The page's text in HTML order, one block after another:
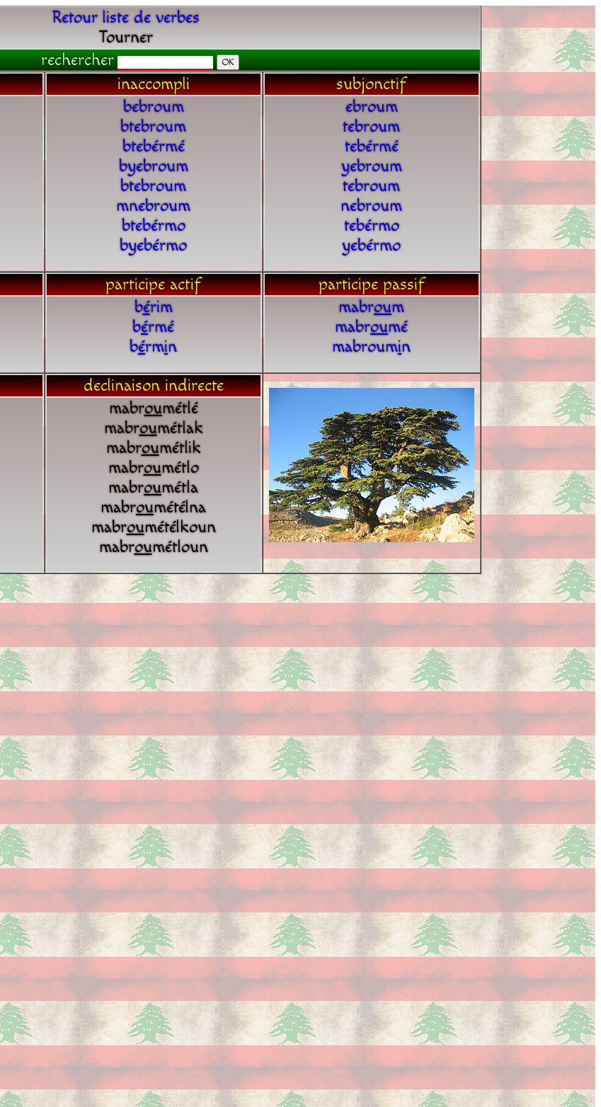
Retour liste de verbes
Tourner
rechercher
inaccompli
bebroum
btebroum
btebérmé
byebroum
btebroum
mnebroum
btebérmo
byebérmo
subjonctif
ebroum
tebroum
tebérmé
yebroum
tebroum
nebroum
tebérmo
yebérmo
participe actif
bérim
bérmé
bérmin
participe passif
mabroum
mabroumé
mabroumin
declinaison indirecte
mabroumétlé
mabroumétlak
mabroumétlik
mabroumétlo
mabroumétla
mabroumétélna
mabroumétélkoun
mabroumétloun